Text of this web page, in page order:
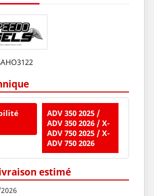
ADV 350 2025 /
ADV 350 2026 / X-
ADV 750 2025 / X-
ADV 750 2026
estimé